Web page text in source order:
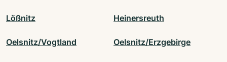
Lößnitz Heinersreuth
Oelsnitz/Vogtland Oelsnitz/Erzgebirge